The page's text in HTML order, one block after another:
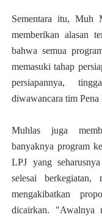
Sementara itu, Muh
memberikan alasan
bahwa semua
memasuki tahap
persiapannya,
diwawancara tim
Muhlas juga
banyaknya program
LPJ yang
selesai
mengakibatkan
dicairkan. "Awalnya